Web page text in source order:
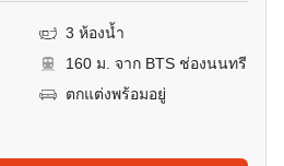
3 ห้องน้ำ
160 ม. จาก BTS ช่องนนทรี
ตกแต่งพร้อมอยู่